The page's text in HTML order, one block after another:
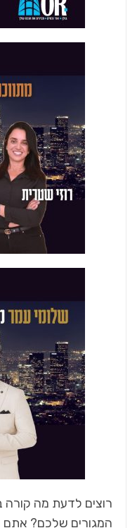
רוצים לדעת מה
המגורים שלכם? אתם